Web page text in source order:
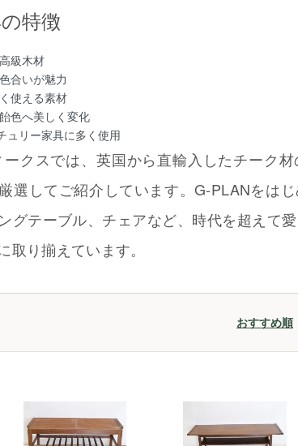
特徴
級木材
合いが魅力
使える素材
色へ美しく変化
ュリー家具に多く使用
クスでは、英国から直輸入したチーク材
選してご紹介しています。G-PLANをは
グテーブル、チェアなど、時代を超えて
取り揃えています。
おすすめ順